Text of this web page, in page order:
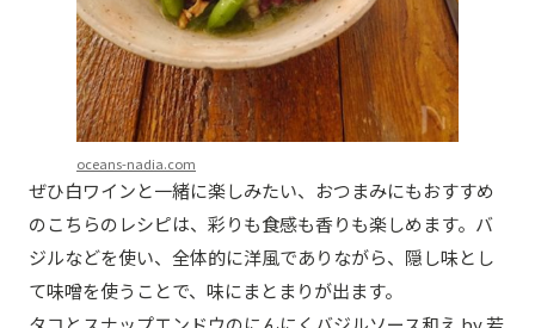
oceans-nadia.com
ぜひ白ワインと一緒に楽しみたい、おつまみにもおすすめ
のこちらのレシピは、彩りも食感も香りも楽しめます。バ
ジルなどを使い、全体的に洋風でありながら、隠し味とし
て味噌を使うことで、味にまとまりが出ます。